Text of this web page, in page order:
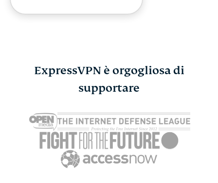
Il miglior blocco dei
Mac e iOS
ExpressVPN 6 min
ExpressVPN è orgogliosa di
supportare